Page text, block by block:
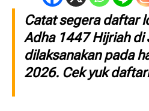
Catat segera daftar
Adha 1447 Hijriah di
dilaksanakan pada
2026. Cek yuk